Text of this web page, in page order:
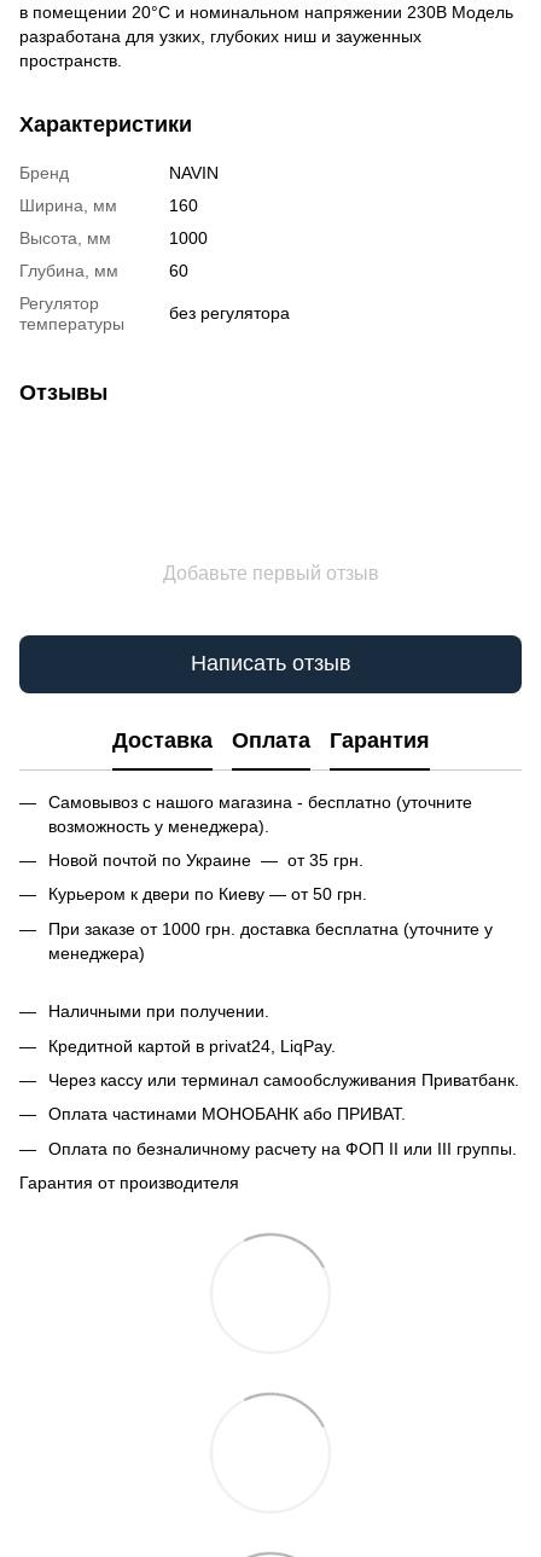
в помещении 20°С и номинальном напряжении 230В Модель
разработана для узких, глубоких ниш и зауженных
пространств.
Характеристики
Бренд
NAVIN
Ширина, мм
160
Высота, мм
1000
Глубина, мм
60
Регулятор
температуры
без регулятора
Отзывы
Добавьте первый отзыв
Написать отзыв
Доставка Оплата Гарантия
Самовывоз с нашого магазина - бесплатно (уточните
возможность у менеджера).
Новой почтой по Украине — от 35 грн.
Курьером к двери по Киеву — от 50 грн.
При заказе от 1000 грн. доставка бесплатна (уточните у
менеджера)
Наличными при получении.
Кредитной картой в privat24, LiqPay.
Через кассу или терминал самообслуживания Приватбанк.
Оплата частинами МОНОБАНК або ПРИВАТ.
Оплата по безналичному расчету на ФОП II или III группы.
Гарантия от производителя